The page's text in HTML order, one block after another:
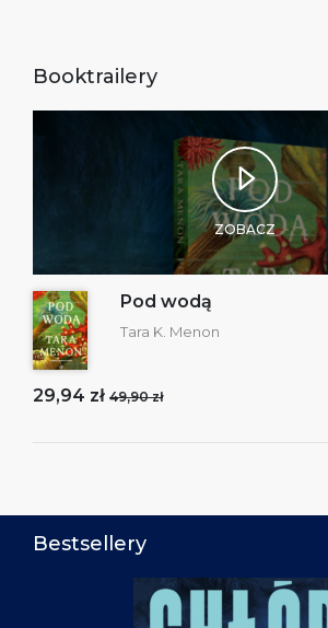
Booktrailery
ZOBACZ
Pod wodą
Tara K. Menon
29,94 zł 49,90 zł
Bestsellery